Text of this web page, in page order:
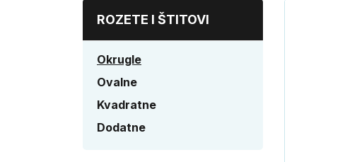
ROZETE I ŠTITOVI
Okrugle
Ovalne
Kvadratne
Dodatne